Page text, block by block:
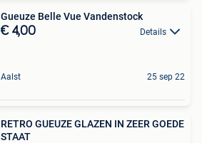
Gueuze Belle Vue Vandenstock
€ 4,00 Details
Aalst 25 sep 22
RETRO GUEUZE GLAZEN IN ZEER GOEDE
STAAT